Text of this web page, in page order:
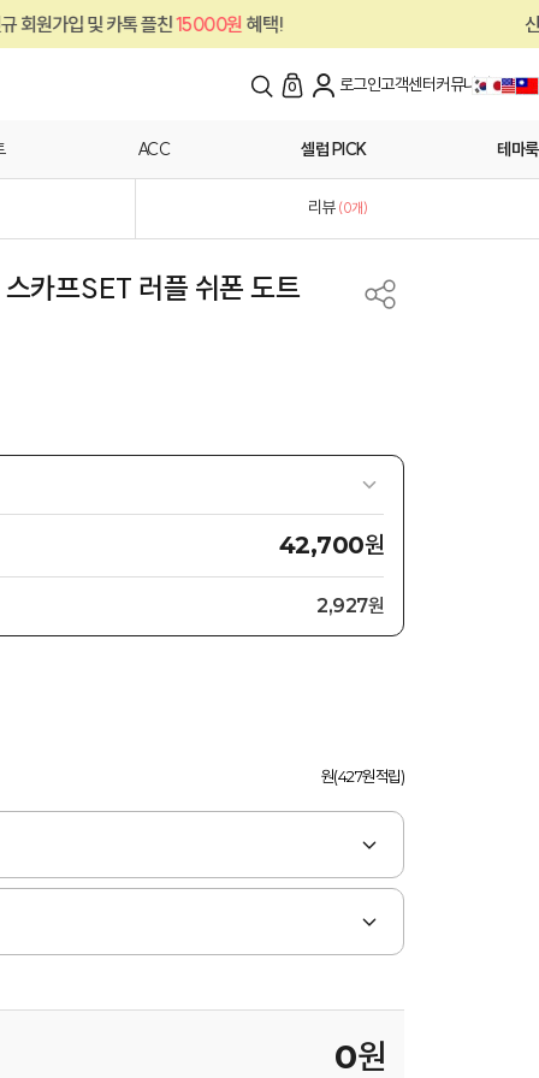
친15000원혜택! 신규 회원가입 및 카톡
0 로그인고객센터커뮤니티
ACC 셀럽 PICK 테마룩
리뷰 (0개)
카프SET 러플 쉬폰 도트
42,700원
2,927원
원(427원적립)
0원